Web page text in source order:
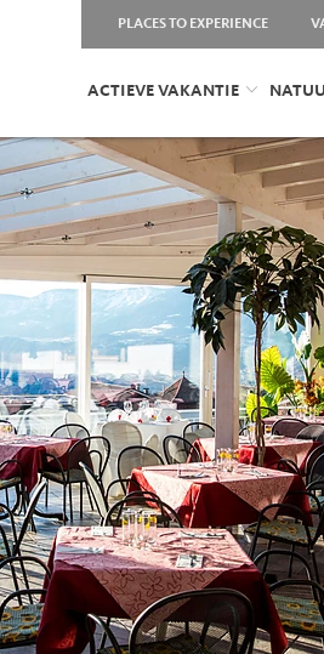
PLACES TO EXPERIENCE
ACTIEVE VAKANTIE